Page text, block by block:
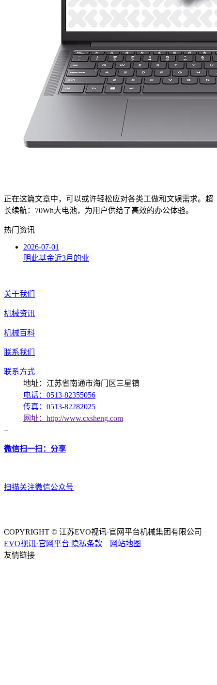
正在这篇文章中，可以或许轻松应对各类工做和文娱需求。超
长续航：70Wh大电池，为用户供给了高效的办公体验。
热门资讯
2026-07-01
明此基金近3月的业
关于我们
机械资讯
机械百科
联系我们
联系方式
地址：江苏省南通市海门区三星镇
电话：0513-82355056
传真：0513-82282025
网址：http://www.cxsheng.com
微信扫一扫：分享
扫描关注微信公众号
COPYRIGHT © 江苏EVO视讯·官网平台机械集团有限公司
EVO视讯·官网平台 隐私条款
网站地图
友情链接